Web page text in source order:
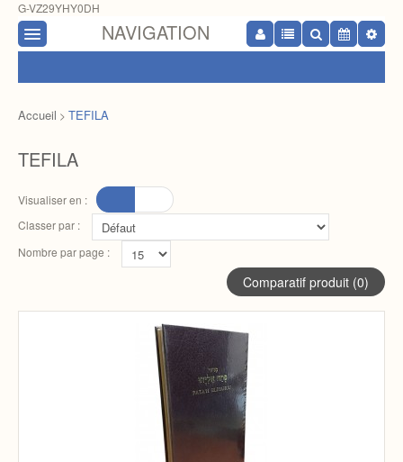
G-VZ29YHY0DH
NAVIGATION
Accueil > TEFILA
TEFILA
Visualiser en :
Classer par :
Nombre par page :
Comparatif produit (0)